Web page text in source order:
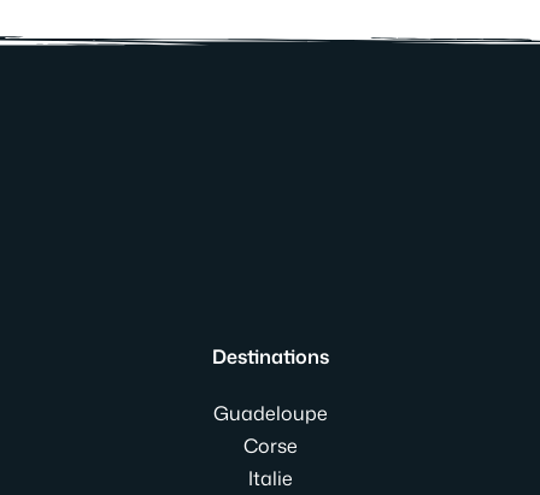
Destinations
Guadeloupe
Corse
Italie